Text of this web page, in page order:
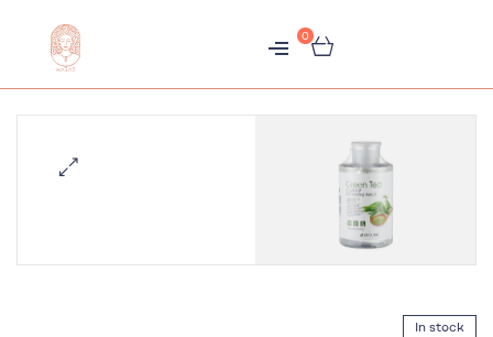
0
متجر
هبّات
In stock